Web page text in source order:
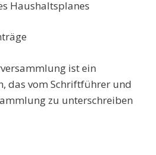
Haushaltsplanes
ist ein
das vom Schriftführer und
zu unterschreiben